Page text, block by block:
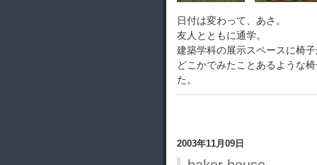
日付は変わって、あさ。
友人とともに通学。
建築学科の展示スペースに椅
どこかでみたことあるような
た。
2003年11月09日